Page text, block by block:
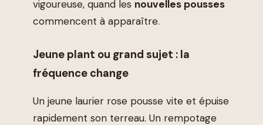
vigoureuse, quand les nouvelles pousses
commencent à apparaître.
Jeune plant ou grand sujet : la
fréquence change
Un jeune laurier rose pousse vite et épuise
rapidement son terreau. Un rempotage